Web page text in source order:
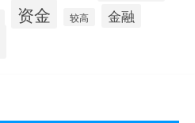
资金 较高 金融